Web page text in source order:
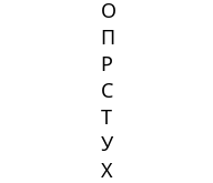
О
П
Р
С
Т
У
Х